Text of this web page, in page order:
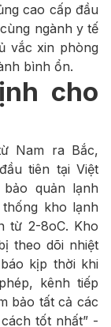
cao cấp đầu
ngành y tế
vắc xin phòng
bình ổn.
cho
Nam ra Bắc,
tiên tại Việt
quản lạnh
kho lạnh
từ 2-8oC. Kho
theo dõi nhiệt
kịp thời khi
kênh tiếp
bảo tất cả các
tốt nhất” -